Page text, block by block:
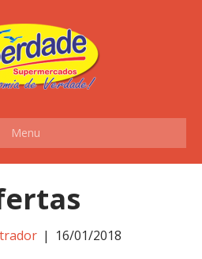
Menu
| 16/01/2018